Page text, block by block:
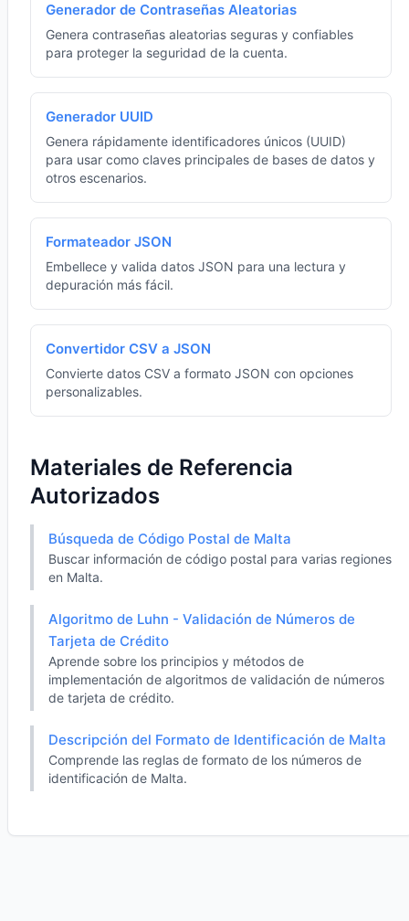
Generador de Contraseñas Aleatorias
Genera contraseñas aleatorias seguras y confiables
para proteger la seguridad de la cuenta.
Generador UUID
Genera rápidamente identificadores únicos (UUID)
para usar como claves principales de bases de datos y
otros escenarios.
Formateador JSON
Embellece y valida datos JSON para una lectura y
depuración más fácil.
Convertidor CSV a JSON
Convierte datos CSV a formato JSON con opciones
personalizables.
Materiales de Referencia
Autorizados
Búsqueda de Código Postal de Malta
Buscar información de código postal para varias regiones
en Malta.
Algoritmo de Luhn - Validación de Números de
Tarjeta de Crédito
Aprende sobre los principios y métodos de
implementación de algoritmos de validación de números
de tarjeta de crédito.
Descripción del Formato de Identificación de Malta
Comprende las reglas de formato de los números de
identificación de Malta.